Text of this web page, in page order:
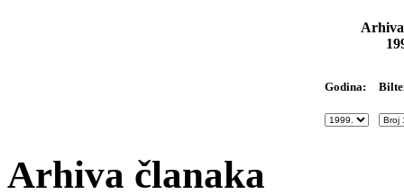
Godina:
Arhiva članaka